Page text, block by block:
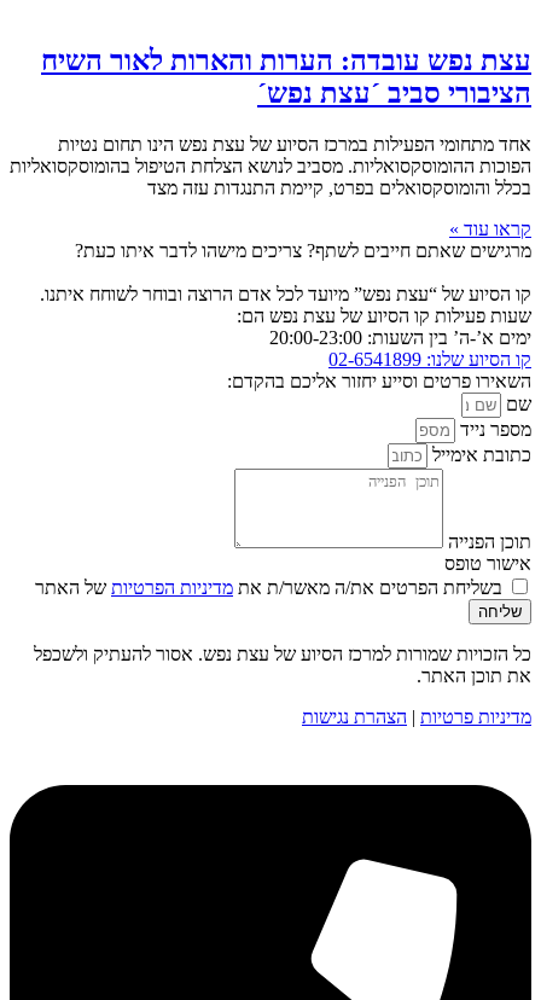
עצת נפש עובדה: הערות והארות לאור השיח
הציבורי סביב ´עצת נפש´
אחד מתחומי הפעילות במרכז הסיוע של עצת נפש הינו תחום נטיות
הפוכות ההומוסקסואליות. מסביב לנושא הצלחת הטיפול בהומוסקסואליות
בכלל והומוסקסואלים בפרט, קיימת התנגדות עזה מצד
קראו עוד »
מרגישים שאתם חייבים לשתף? צריכים מישהו לדבר איתו כעת?
קו הסיוע של “עצת נפש” מיועד לכל אדם הרוצה ובוחר לשוחח איתנו.
שעות פעילות קו הסיוע של עצת נפש הם:
ימים א’-ה’ בין השעות: 20:00-23:00
קו הסיוע שלנו: 02-6541899
השאירו פרטים וסייע יחזור אליכם בהקדם:
שם
מספר נייד
כתובת אימייל
תוכן הפנייה
אישור טופס
בשליחת הפרטים את/ה מאשר/ת את מדיניות הפרטיות של האתר
שליחה
כל הזכויות שמורות למרכז הסיוע של עצת נפש. אסור להעתיק ולשכפל
את תוכן האתר.
מדיניות פרטיות | הצהרת נגישות